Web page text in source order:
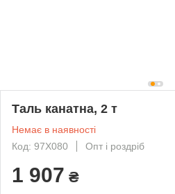
Таль канатна, 2 т
Немає в наявності
Код: 97X080
Опт і роздріб
1 907 ₴